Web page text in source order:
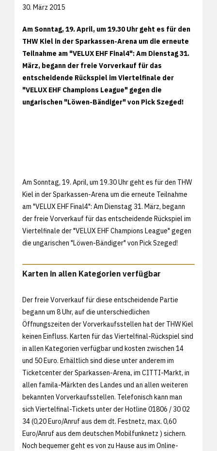
30. März 2015
Am Sonntag, 19. April, um 19.30 Uhr geht es für den
THW Kiel in der Sparkassen-Arena um die erneute
Teilnahme am "VELUX EHF Final4": Am Dienstag 31.
März, begann der freie Vorverkauf für das
entscheidende Rückspiel im Viertelfinale der
"VELUX EHF Champions League" gegen die
ungarischen "Löwen-Bändiger" von Pick Szeged!
Am Sonntag, 19. April, um 19.30 Uhr geht es für den THW
Kiel in der Sparkassen-Arena um die erneute Teilnahme
am "VELUX EHF Final4": Am Dienstag 31. März, begann
der freie Vorverkauf für das entscheidende Rückspiel im
Viertelfinale der "VELUX EHF Champions League" gegen
die ungarischen "Löwen-Bändiger" von Pick Szeged!
Karten in allen Kategorien verfügbar
Der freie Vorverkauf für diese entscheidende Partie
begann um 8 Uhr, auf die unterschiedlichen
Öffnungszeiten der Vorverkaufsstellen hat der THW Kiel
keinen Einfluss. Karten für das Viertelfinal-Rückspiel sind
in allen Kategorien verfügbar und kosten zwischen 14
und 50 Euro. Erhältlich sind diese unter anderem im
Ticketcenter der Sparkassen-Arena, im CITTI-Markt, in
allen famila-Märkten des Landes und an allen weiteren
bekannten Vorverkaufsstellen. Telefonisch kann man
sich Viertelfinal-Tickets unter der Hotline 01806 / 30 02
34 (0,20 Euro/Anruf aus dem dt. Festnetz, max. 0,60
Euro/Anruf aus dem deutschen Mobilfunknetz ) sichern.
Noch bequemer geht es von zu Hause aus im Online-